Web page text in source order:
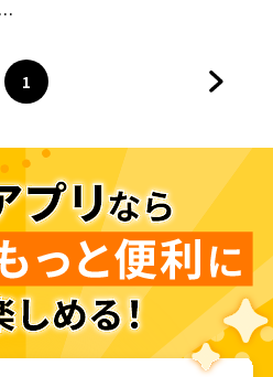
ページ
1
へ